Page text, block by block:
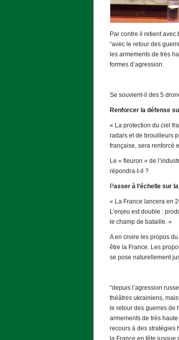
Par contre il retient avec
“avec le retour des
les armements de très
formes d’agression.
Se souvient-il des 5
Renforcer la défense
« La protection du ciel
radars et de brouilleurs
française, sera renforcé
Le « fleuron » de
répondra-t-il ?
Passer à l’échelle sur
« La France lancera en
L’enjeu est double :
le champ de bataille. »
A en croire les propos
être la France. Les
se pose naturellement
“depuis l’agression
théâtres ukrainiens,
le retour des guerres
armements de très
recours à des stratégies